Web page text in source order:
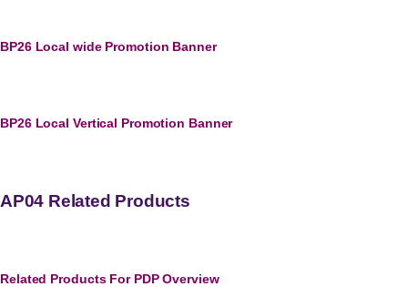
BP26 Local wide Promotion Banner
BP26 Local Vertical Promotion Banner
AP04 Related Products
Related Products For PDP Overview